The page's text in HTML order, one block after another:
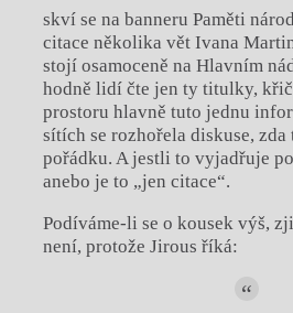
skví se na banneru Paměti
citace několika vět Ivana
stojí osamoceně na Hlavním
hodně lidí čte jen ty titulky,
prostoru hlavně tuto jednu
sítích se rozhořela diskuse, zda
pořádku. A jestli to vyjadřuje
anebo je to „jen citace“.
Podíváme-li se o kousek výš,
není, protože Jirous říká: